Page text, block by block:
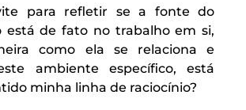
para refletir se a fonte do
está de fato no trabalho em si,
como ela se relaciona e
ambiente específico, está
minha linha de raciocínio?